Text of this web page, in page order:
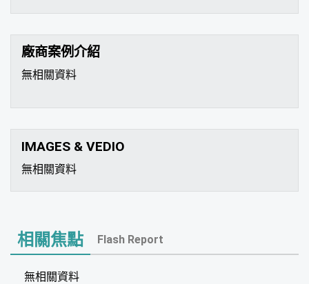
廠商案例介紹
無相關資料
IMAGES & VEDIO
無相關資料
相關焦點 Flash Report
無相關資料